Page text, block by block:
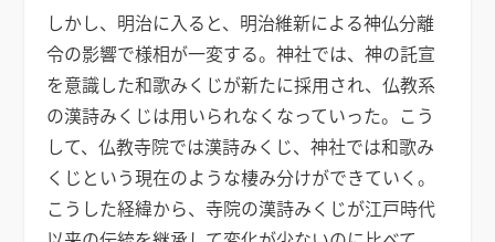
しかし、明治に入ると、明治維新による神仏分離
令の影響で様相が一変する。神社では、神の託宣
を意識した和歌みくじが新たに採用され、仏教系
の漢詩みくじは用いられなくなっていった。こう
して、仏教寺院では漢詩みくじ、神社では和歌み
くじという現在のような棲み分けができていく。
こうした経緯から、寺院の漢詩みくじが江戸時代